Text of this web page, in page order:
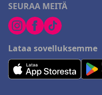
SEURAA MEITÄ
Lataa sovelluksemme